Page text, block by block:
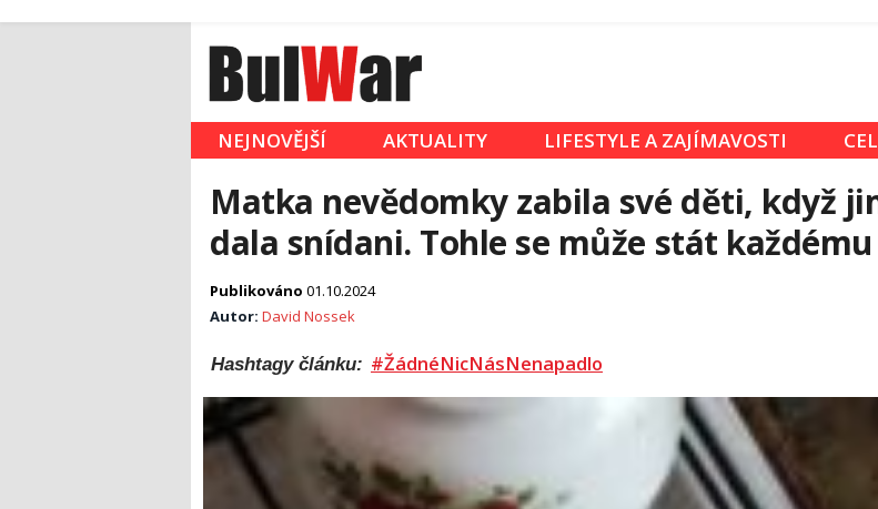
NEJNOVĚJŠÍ AKTUALITY LIFESTYLE A ZAJÍMAVOSTI
Matka nevědomky zabila své děti, když
dala snídani. Tohle se může stát každému
Publikováno 01.10.2024
Autor: David Nossek
Hashtagy článku: #ŽádnéNicNásNenapadlo